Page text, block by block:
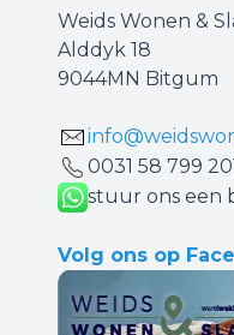
Weids Wonen &
Alddyk 18
9044MN Bitgum
0031 ‪58 799
stuur ons een
Volg ons op